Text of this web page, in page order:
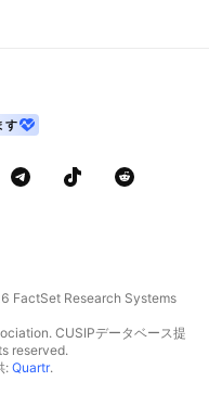
す
FactSet Research Systems
CUSIPデータベース提
reserved.
:Quartr.